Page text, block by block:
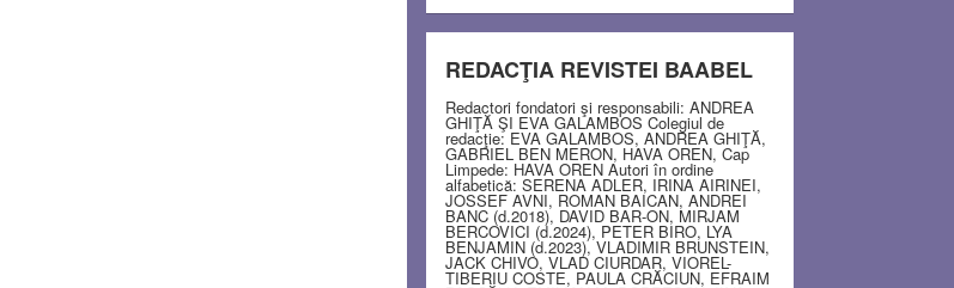
REDACŢIA REVISTEI BAABEL
Redactori fondatori şi responsabili: ANDREA
GHIŢĂ ŞI EVA GALAMBOS Colegiul de
redacţie: EVA GALAMBOS, ANDREA GHIŢĂ,
GABRIEL BEN MERON, HAVA OREN, Cap
Limpede: HAVA OREN Autori în ordine
alfabetică: SERENA ADLER, IRINA AIRINEI,
JOSSEF AVNI, ROMAN BAICAN, ANDREI
BANC (d.2018), DAVID BAR-ON, MIRJAM
BERCOVICI (d.2024), PETER BIRO, LYA
BENJAMIN (d.2023), VLADIMIR BRUNSTEIN,
JACK CHIVO, VLAD CIURDAR, VIOREL-
TIBERIU COSTE, PAULA CRĂCIUN, EFRAIM